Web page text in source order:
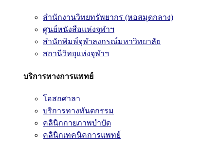
สำนักงานวิทยทรัพยากร (หอสมุดกลาง)
ศูนย์หนังสือแห่งจุฬาฯ
สำนักพิมพ์จุฬาลงกรณ์มหาวิทยาลัย
สถานีวิทยุแห่งจุฬาฯ
บริการทางการแพทย์
โอสถศาลา
บริการทางทันตกรรม
คลินิกกายภาพบำบัด
คลินิกเทคนิคการแพทย์